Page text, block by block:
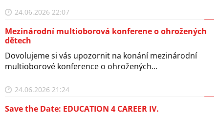
24.06.2026 22:07
Mezinárodní multioborová konferene o ohrožených
dětech
Dovolujeme si vás upozornit na konání mezinárodní
multioborové konference o ohrožených...
24.06.2026 21:24
Save the Date: EDUCATION 4 CAREER IV.